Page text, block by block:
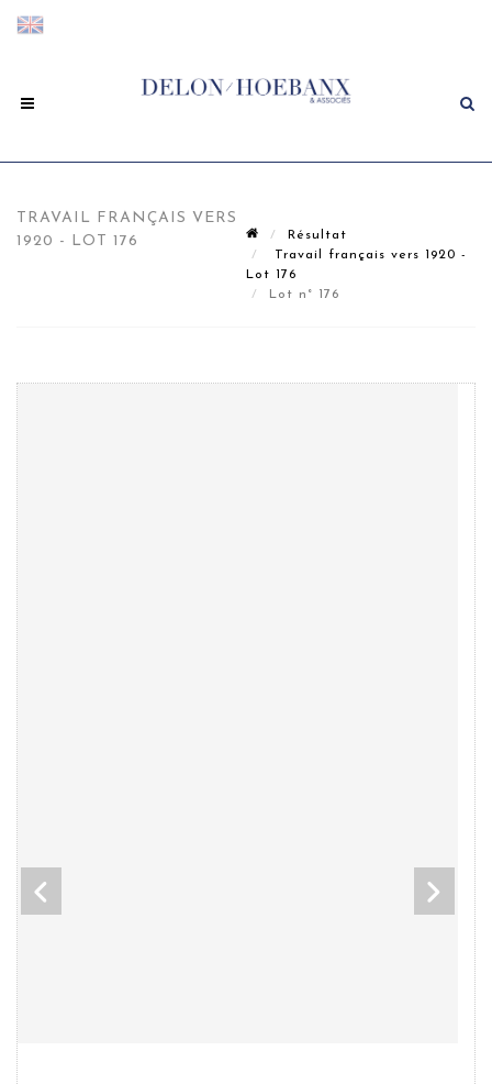
TRAVAIL FRANÇAIS VERS
1920 - LOT 176
Résultat
Travail français vers 1920 -
Lot 176
Lot n° 176